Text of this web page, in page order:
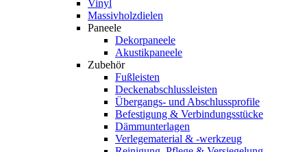
Vinyl
Massivholzdielen
Paneele
Dekorpaneele
Akustikpaneele
Zubehör
Fußleisten
Deckenabschlussleisten
Übergangs- und Abschlussprofile
Befestigung & Verbindungsstücke
Dämmunterlagen
Verlegematerial & -werkzeug